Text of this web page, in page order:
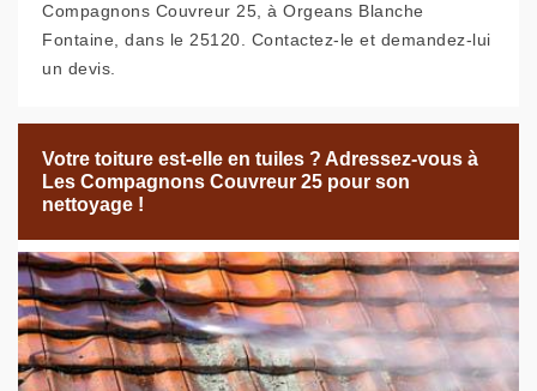
Compagnons Couvreur 25, à Orgeans Blanche
Fontaine, dans le 25120. Contactez-le et demandez-lui
un devis.
Votre toiture est-elle en tuiles ? Adressez-vous à
Les Compagnons Couvreur 25 pour son
nettoyage !